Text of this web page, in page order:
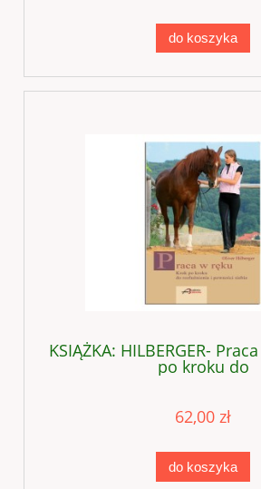
do koszyka
KSIĄŻKA: HILBERGER-
po kroku do
62,00 zł
do koszyka